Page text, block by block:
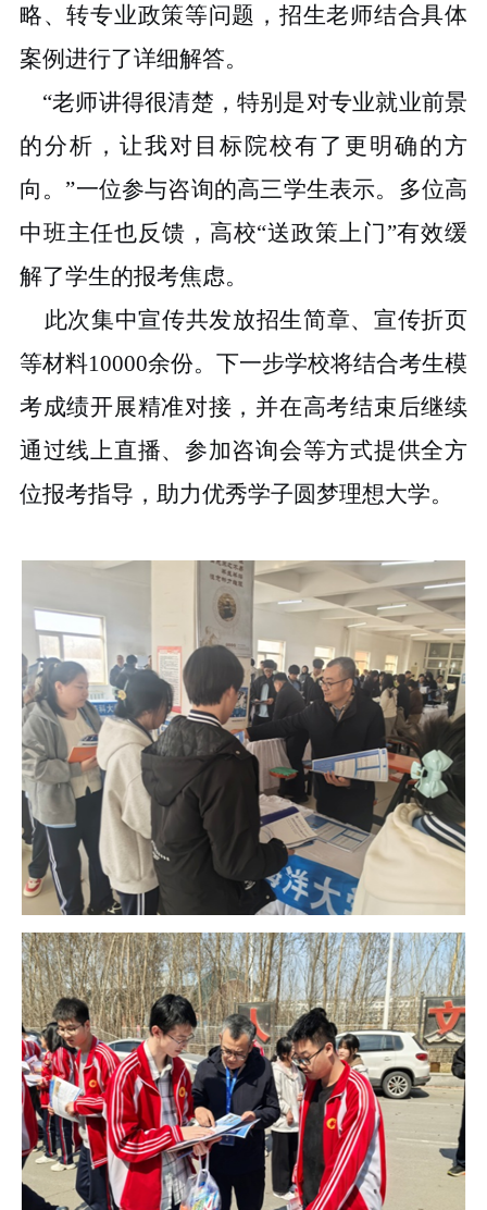
略、转专业政策等问题，招生老师结合具体
案例进行了详细解答。
“老师讲得很清楚，特别是对专业就业前景
的分析，让我对目标院校有了更明确的方
向。”一位参与咨询的高三学生表示。多位高
中班主任也反馈，高校“送政策上门”有效缓
解了学生的报考焦虑。
此次集中宣传共发放招生简章、宣传折页
等材料10000余份。下一步学校将结合考生模
考成绩开展精准对接，并在高考结束后继续
通过线上直播、参加咨询会等方式提供全方
位报考指导，助力优秀学子圆梦理想大学。